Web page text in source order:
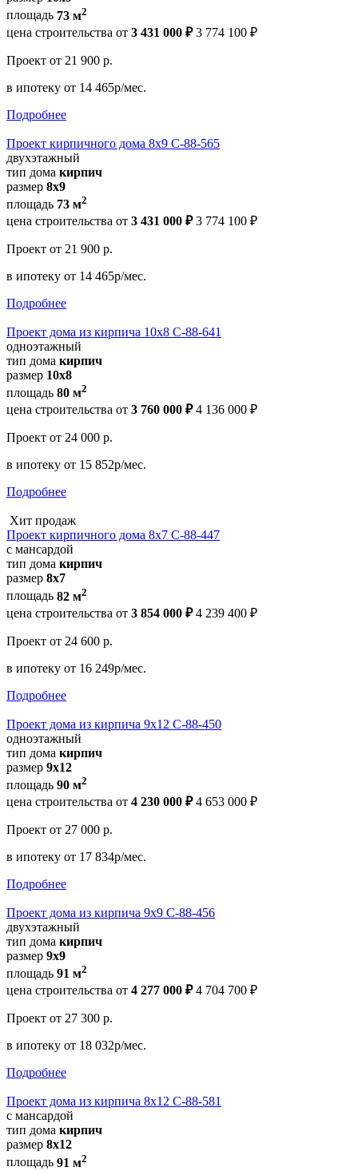
площадь 73 м2
цена строительства от 3 431 000 ₽ 3 774 100 ₽
Проект от 21 900 р.
в ипотеку от 14 465р/мес.
Подробнее
Проект кирпичного дома 8х9 С-88-565
двухэтажный
тип дома кирпич
размер 8х9
площадь 73 м2
цена строительства от 3 431 000 ₽ 3 774 100 ₽
Проект от 21 900 р.
в ипотеку от 14 465р/мес.
Подробнее
Проект дома из кирпича 10х8 С-88-641
одноэтажный
тип дома кирпич
размер 10х8
площадь 80 м2
цена строительства от 3 760 000 ₽ 4 136 000 ₽
Проект от 24 000 р.
в ипотеку от 15 852р/мес.
Подробнее
Хит продаж
Проект кирпичного дома 8х7 С-88-447
с мансардой
тип дома кирпич
размер 8х7
площадь 82 м2
цена строительства от 3 854 000 ₽ 4 239 400 ₽
Проект от 24 600 р.
в ипотеку от 16 249р/мес.
Подробнее
Проект дома из кирпича 9х12 С-88-450
одноэтажный
тип дома кирпич
размер 9х12
площадь 90 м2
цена строительства от 4 230 000 ₽ 4 653 000 ₽
Проект от 27 000 р.
в ипотеку от 17 834р/мес.
Подробнее
Проект дома из кирпича 9х9 С-88-456
двухэтажный
тип дома кирпич
размер 9х9
площадь 91 м2
цена строительства от 4 277 000 ₽ 4 704 700 ₽
Проект от 27 300 р.
в ипотеку от 18 032р/мес.
Подробнее
Проект дома из кирпича 8х12 С-88-581
с мансардой
тип дома кирпич
размер 8х12
площадь 91 м2